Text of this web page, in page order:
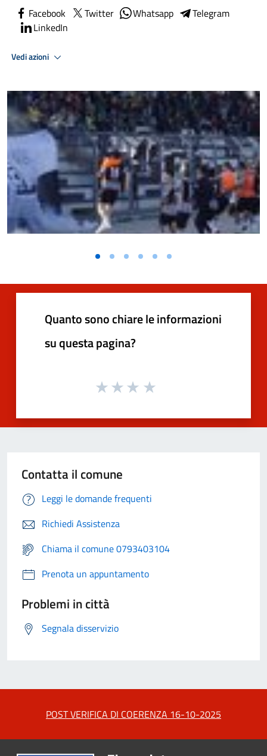
Facebook Twitter Whatsapp
Telegram
LinkedIn
Vedi azioni
Quanto sono chiare le informazioni
su questa pagina?
Contatta il comune
Leggi le domande frequenti
Richiedi Assistenza
Chiama il comune 0793403104
Prenota un appuntamento
Problemi in città
Segnala disservizio
POST VERIFICA DI COERENZA 16-10-2025